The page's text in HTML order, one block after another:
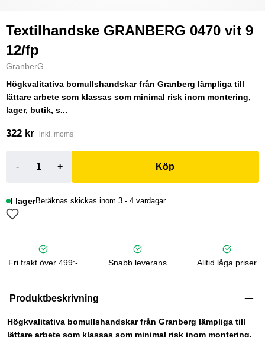
Textilhandske GRANBERG 0470 vit 9
12/fp
GranberG
Högkvalitativa bomullshandskar från Granberg lämpliga till
lättare arbete som klassas som minimal risk inom montering,
lager, butik, s...
322 kr inkl. moms
- + Köp
I lagerBeräknas skickas inom 3 - 4 vardagar
Fri frakt över 499:- Snabb leverans Alltid låga priser
Produktbeskrivning
Högkvalitativa bomullshandskar från Granberg lämpliga till
lättare arbete som klassas som minimal risk inom montering,